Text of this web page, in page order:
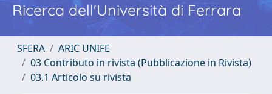
Ricerca dell'Università di Ferrara
SFERA
ARIC UNIFE
03 Contributo in rivista (Pubblicazione in Rivista)
03.1 Articolo su rivista